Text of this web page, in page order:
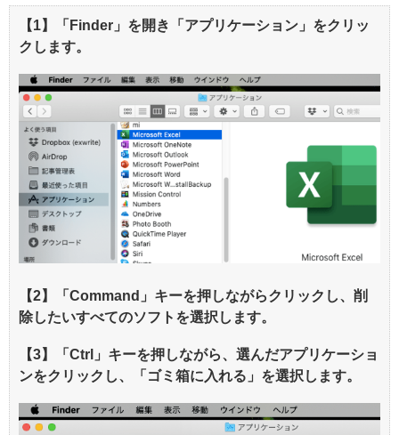
【1】「Finder」を開き「アプリケーション」をクリッ
クします。
【2】「Command」キーを押しながらクリックし、削
除したいすべてのソフトを選択します。
【3】「Ctrl」キーを押しながら、選んだアプリケーショ
ンをクリックし、「ゴミ箱に入れる」を選択します。